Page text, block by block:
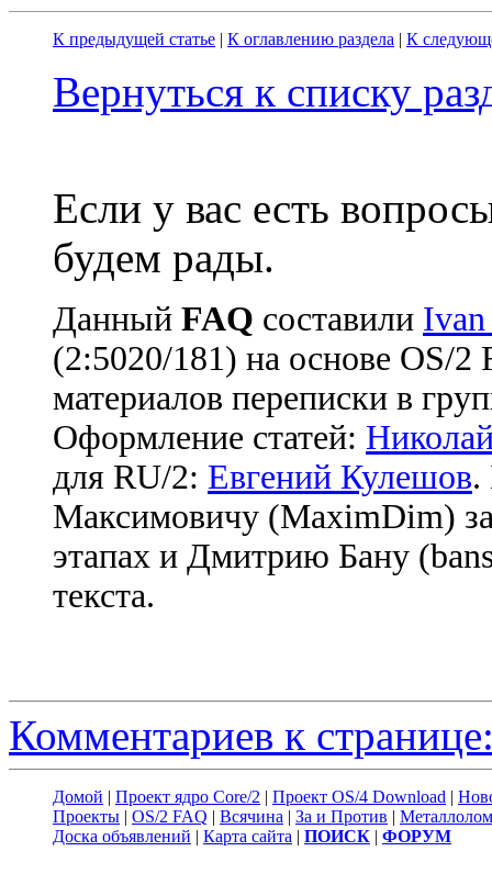
К предыдущей статье | К оглавлению раздела | К
Вернуться к списку
Если у вас есть
будем рады.
Данный FAQ cоставили
(2:5020/181) на основе OS/
материалов переписки в
Оформление статей:
для RU/2: Евгений Кулешов.
Максимовичу (MaximDim)
этапах и Дмитрию Бану
текста.
Комментариев к
Домой | Проект ядро Core/2 | Проект OS/4 Download |
Проекты | OS/2 FAQ | Всячина | За и Против | Металлолом
Доска объявлений | Карта сайта | ПОИСК | ФОРУМ